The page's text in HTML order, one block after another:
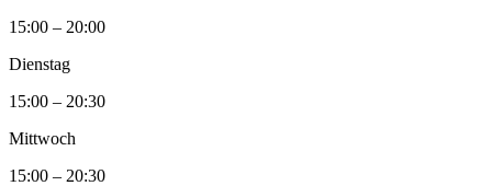
15:00 – 20:00
Dienstag
15:00 – 20:30
Mittwoch
15:00 – 20:30